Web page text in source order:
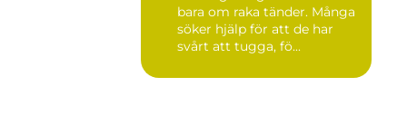
bara om raka tänder. Många
söker hjälp för att de har
svårt att tugga, fö...